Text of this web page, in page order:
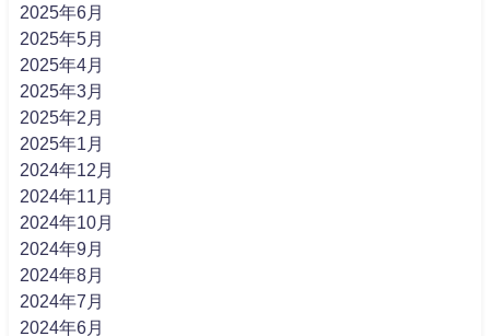
2025年6月
2025年5月
2025年4月
2025年3月
2025年2月
2025年1月
2024年12月
2024年11月
2024年10月
2024年9月
2024年8月
2024年7月
2024年6月